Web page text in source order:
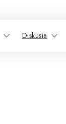
Diskusia